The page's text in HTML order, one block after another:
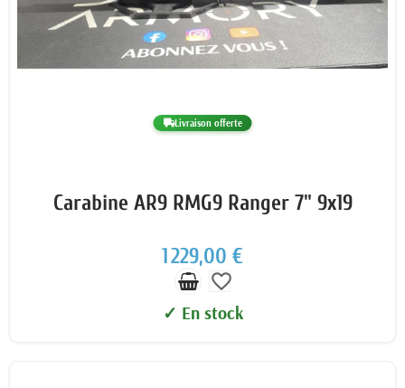
Livraison offerte
Carabine AR9 RMG9 Ranger 7" 9x19
1 229,00 €
favorite_border
✓ En stock